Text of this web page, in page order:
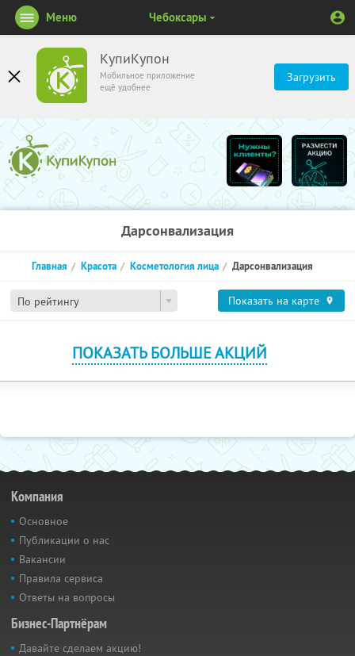
КупиКупон
Мобильное приложение
ещё удобнее
Загрузить
Меню Чебоксары
Дарсонвализация
По рейтингу
Главная Красота Косметология лица Дарсонвализация
Показать на карте
ПОКАЗАТЬ БОЛЬШЕ АКЦИЙ
Компания
Основное
Публикации о нас
Вакансии
Правила сервиса
Ответы на вопросы
Бизнес-Партнёрам
Давайте сделаем акцию!